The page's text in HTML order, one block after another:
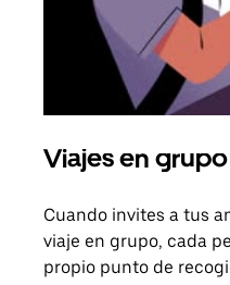
Viajes en grupo
Cuando invites a tus
viaje en grupo, cada
propio punto de